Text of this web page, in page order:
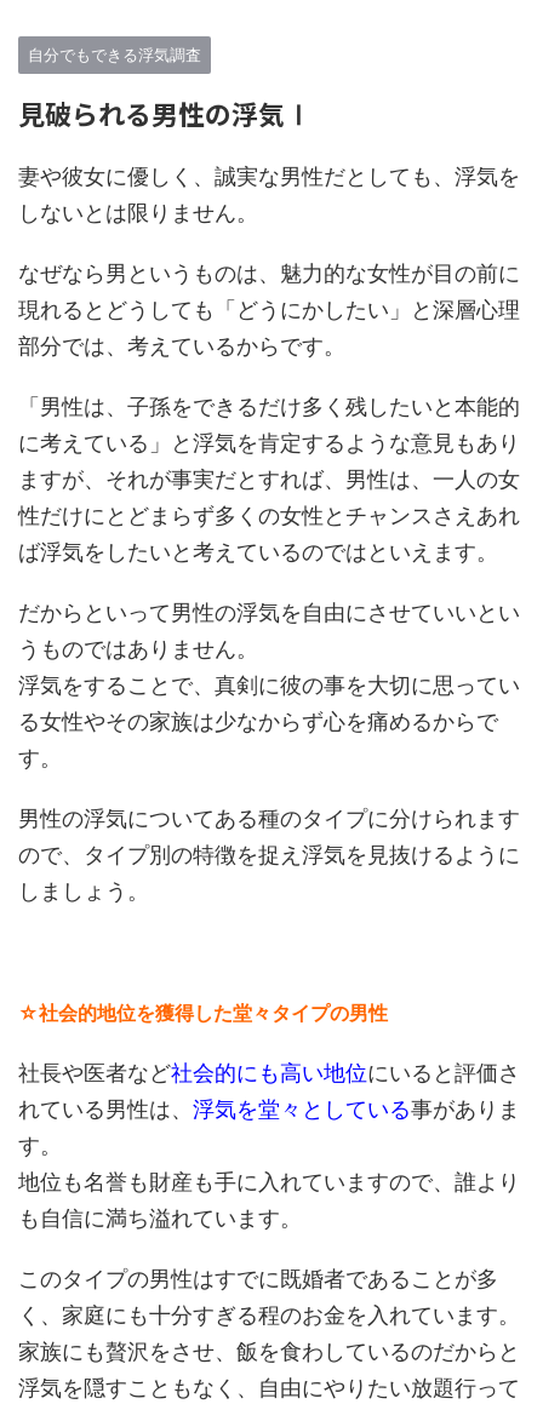
自分でもできる浮気調査
見破られる男性の浮気Ⅰ
妻や彼女に優しく、誠実な男性だとしても、浮気を
しないとは限りません。
なぜなら男というものは、魅力的な女性が目の前に
現れるとどうしても「どうにかしたい」と深層心理
部分では、考えているからです。
「男性は、子孫をできるだけ多く残したいと本能的
に考えている」と浮気を肯定するような意見もあり
ますが、それが事実だとすれば、男性は、一人の女
性だけにとどまらず多くの女性とチャンスさえあれ
ば浮気をしたいと考えているのではといえます。
だからといって男性の浮気を自由にさせていいとい
うものではありません。
浮気をすることで、真剣に彼の事を大切に思ってい
る女性やその家族は少なからず心を痛めるからで
す。
男性の浮気についてある種のタイプに分けられます
ので、タイプ別の特徴を捉え浮気を見抜けるように
しましょう。
☆社会的地位を獲得した堂々タイプの男性
社長や医者など社会的にも高い地位にいると評価さ
れている男性は、 浮気を堂々としている事がありま
す。
地位も名誉も財産も手に入れていますので、誰より
も自信に満ち溢れています。
このタイプの男性はすでに既婚者であることが多
く、家庭にも十分すぎる程のお金を入れています。
家族にも贅沢をさせ、飯を食わしているのだからと
浮気を隠すこともなく、自由にやりたい放題行って